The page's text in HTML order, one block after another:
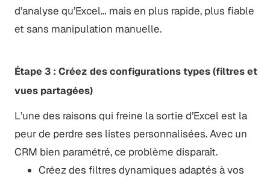
d’analyse qu’Excel… mais en plus rapide, plus fiable
et sans manipulation manuelle.
Étape 3 : Créez des configurations types (filtres et
vues partagées)
L’une des raisons qui freine la sortie d’Excel est la
peur de perdre ses listes personnalisées. Avec un
CRM bien paramétré, ce problème disparaît.
Créez des filtres dynamiques adaptés à vos